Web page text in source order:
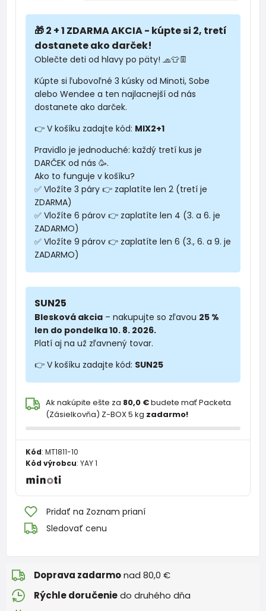
🎁 2 + 1 ZDARMA AKCIA - kúpte si 2, tretí
dostanete ako darček!
Oblečte deti od hlavy po päty! 🧢👕👖
Kúpte si ľubovoľné 3 kúsky od Minoti, Sobe
alebo Wendee a ten najlacnejší od nás
dostanete ako darček.
👉 V košíku zadajte kód: MIX2+1
Pravidlo je jednoduché: každý tretí kus je
DARČEK od nás 🥳.
Ako to funguje v košíku?
✅ Vložíte 3 páry 👉 zaplatíte len 2 (tretí je
ZDARMA)
✅ Vložíte 6 párov 👉 zaplatíte len 4 (3. a 6. je
ZADARMO)
✅ Vložíte 9 párov 👉 zaplatíte len 6 (3., 6. a 9. je
ZADARMO)
SUN25
Blesková akcia – nakupujte so zľavou 25 %
len do pondelka 10. 8. 2026.
Platí aj na už zľavnený tovar.
👉 V košíku zadajte kód: SUN25
Ak nakúpite ešte za 80,0 €budete mať Packeta
(Zásielkovňa) Z-BOX 5 kg zadarmo!
Kód: MT1811-10
Kód výrobcu: YAY 1
Pridať na Zoznam prianí
Sledovať cenu
Doprava zadarmonad 80,0 €
Rýchle doručeniedo druhého dňa